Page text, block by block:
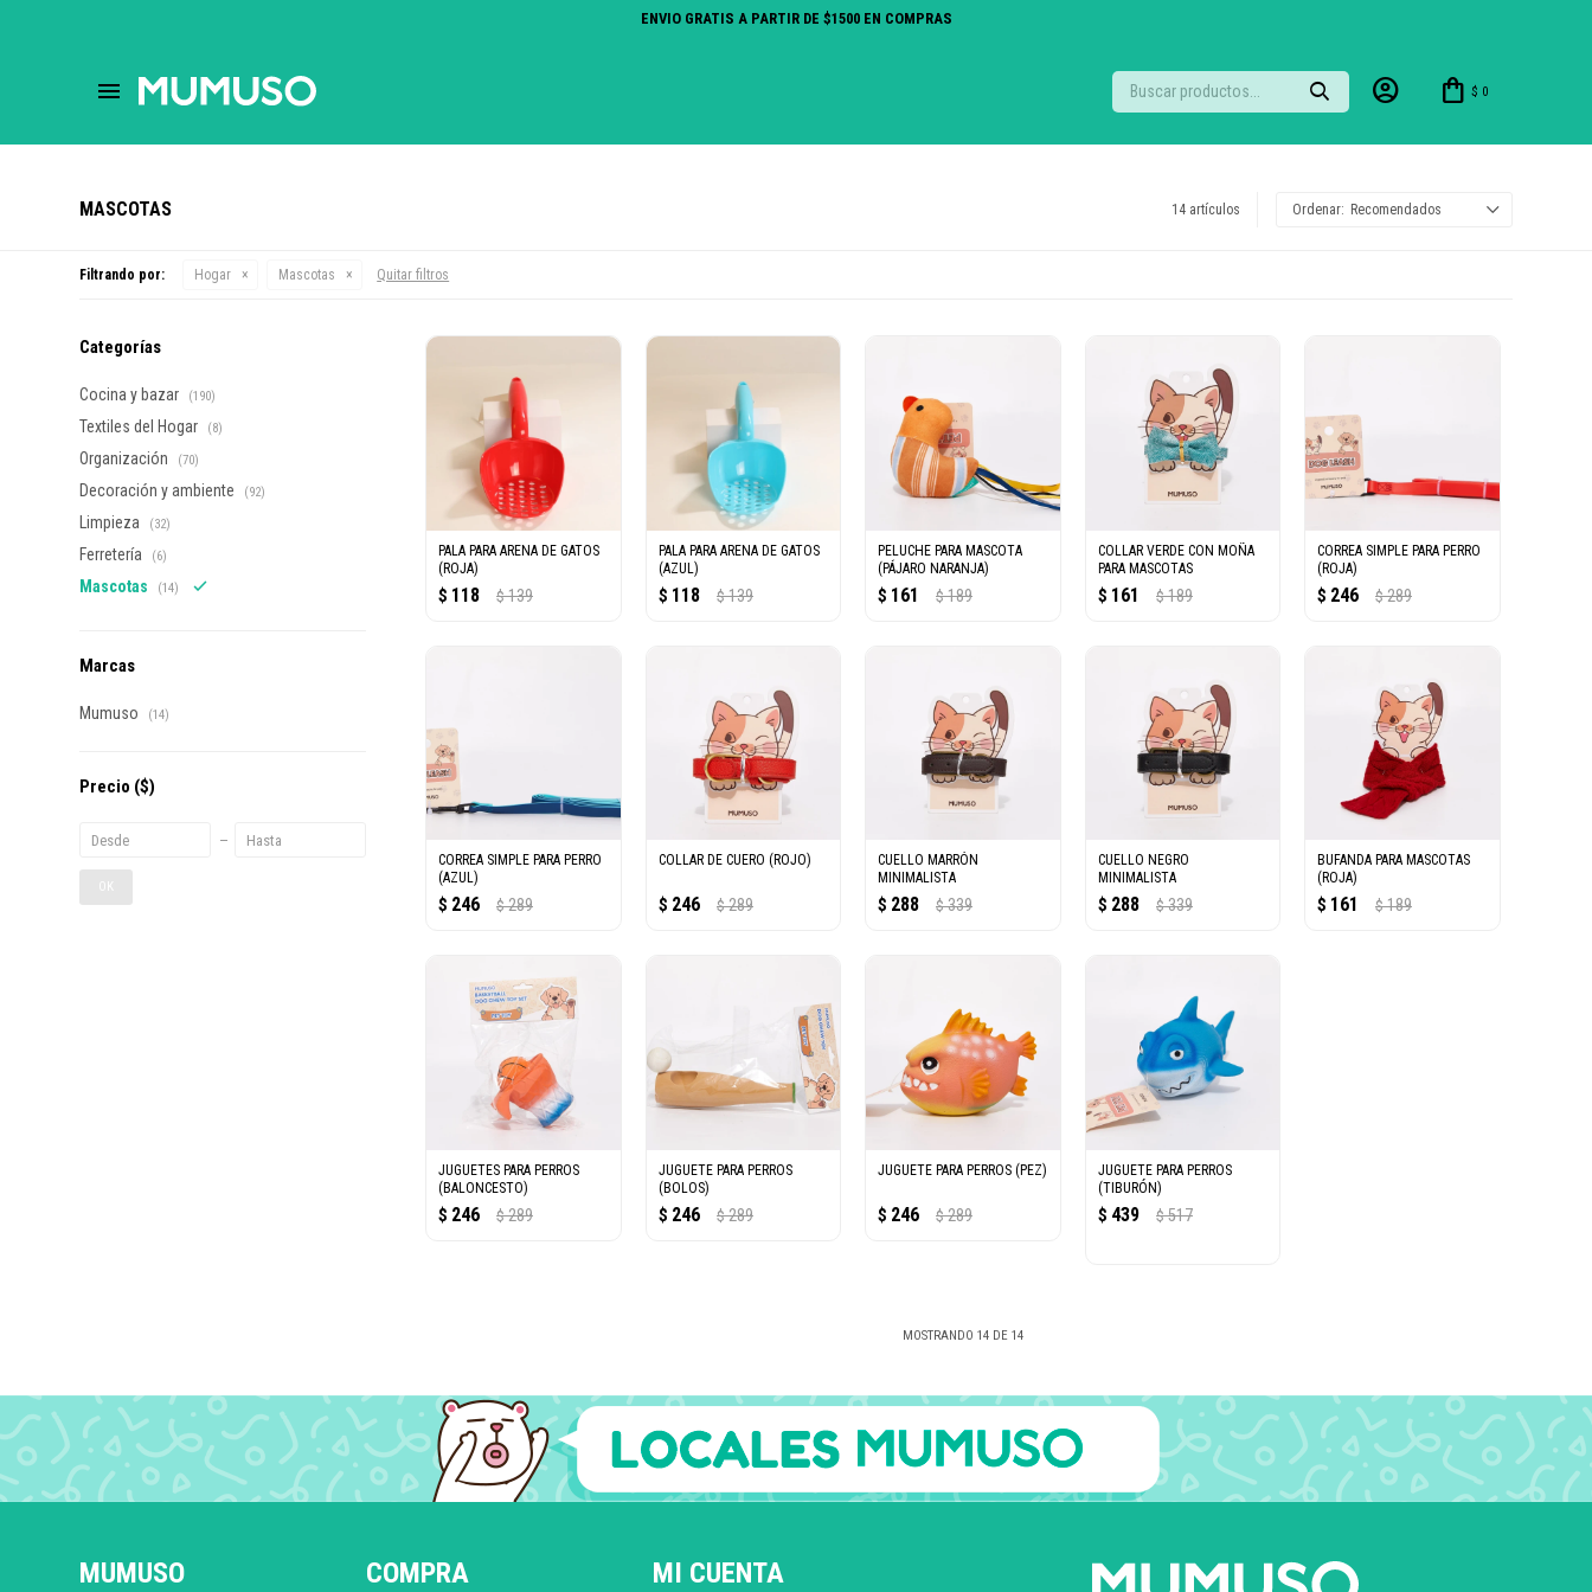
ENVIO GRATIS A PARTIR DE $1500 EN COMPRAS
menu $ 0
MASCOTAS 14 artículos Recomendados
Filtrando por: Hogar Mascotas Quitar filtros
PALA PARA ARENA DE GATOS
(ROJA)
$ 118 $ 139
PALA PARA ARENA DE GATOS
(AZUL)
$ 118 $ 139
PELUCHE PARA MASCOTA
(PÁJARO NARANJA)
$ 161 $ 189
COLLAR VERDE CON MOÑA
PARA MASCOTAS
$ 161 $ 189
CORREA SIMPLE PARA PERRO
(ROJA)
$ 246 $ 289
CORREA SIMPLE PARA PERRO
(AZUL)
$ 246 $ 289
COLLAR DE CUERO (ROJO)
$ 246 $ 289
CUELLO MARRÓN
MINIMALISTA
$ 288 $ 339
CUELLO NEGRO
MINIMALISTA
$ 288 $ 339
BUFANDA PARA MASCOTAS
(ROJA)
$ 161 $ 189
JUGUETES PARA PERROS
(BALONCESTO)
$ 246 $ 289
JUGUETE PARA PERROS
(BOLOS)
$ 246 $ 289
JUGUETE PARA PERROS (PEZ)
$ 246 $ 289
JUGUETE PARA PERROS
(TIBURÓN)
$ 439 $ 517
MOSTRANDO 14DE 14
Categorías
Cocina y bazar (190)
Textiles del Hogar (8)
Organización (70)
Decoración y ambiente (92)
Limpieza (32)
Ferretería (6)
Mascotas (14)
Marcas
Mumuso (14)
Precio ($)
OK
MUMUSO COMPRA MI CUENTA
close
store